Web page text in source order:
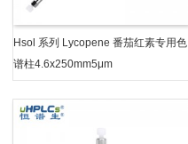
Hsol 系列 Lycopene 番茄红素专用色
谱柱4.6x250mm5μm